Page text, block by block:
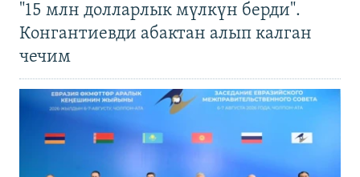
"15 млн долларлык мүлкүн берди".
Конгантиевди абактан алып калган
чечим